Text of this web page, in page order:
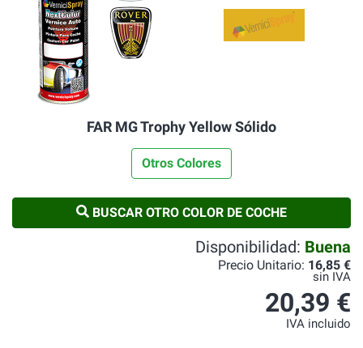
FAR MG Trophy Yellow Sólido
Otros Colores
BUSCAR OTRO COLOR DE COCHE
Disponibilidad: Buena
Precio Unitario: 16,85 €
sin IVA
20,39 €
IVA incluido